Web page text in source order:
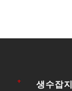
+ 생수잡지